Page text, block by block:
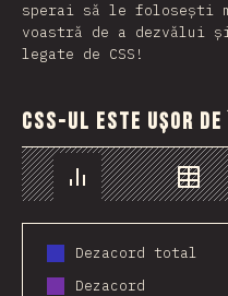
sperai să le folosești
voastră de a dezvălui
legate de CSS!
CSS-ul este ușor
Grafic Date
Dezacord total
Dezacord